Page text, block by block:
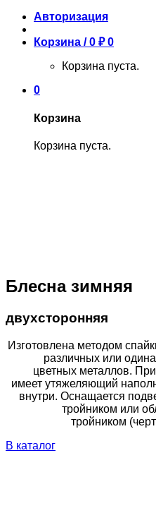
Авторизация
Корзина /0 ₽ 0
Корзина пуста.
0
Корзина
Корзина пуста.
Блесна зимняя
двухсторонняя
Изготовлена методом
различных или
цветных металлов.
имеет утяжеляющий
внутри. Оснащается
тройником или
тройником
В каталог